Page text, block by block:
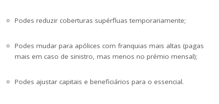
Podes reduzir coberturas supérfluas temporariamente;
Podes mudar para apólices com franquias mais altas (pagas
mais em caso de sinistro, mas menos no prémio mensal);
Podes ajustar capitais e beneficiários para o essencial.